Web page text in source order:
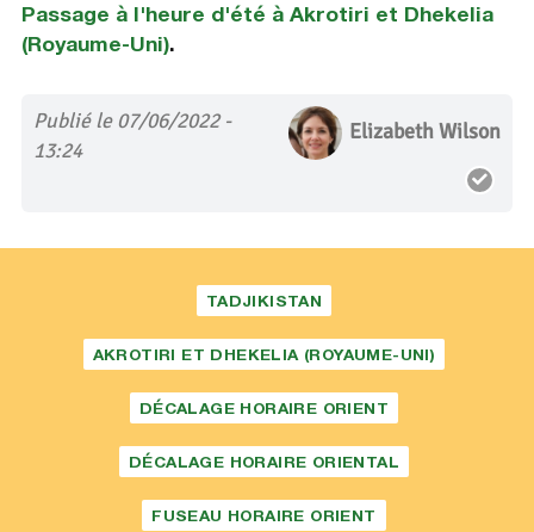
Passage à l'heure d'été à Akrotiri et Dhekelia
(Royaume-Uni).
Publié le 07/06/2022 -
13:24
Elizabeth Wilson
TADJIKISTAN
AKROTIRI ET DHEKELIA (ROYAUME-UNI)
DÉCALAGE HORAIRE ORIENT
DÉCALAGE HORAIRE ORIENTAL
FUSEAU HORAIRE ORIENT